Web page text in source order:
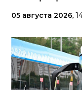
05 августа 2026,